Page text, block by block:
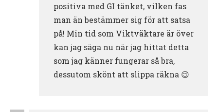
positiva med GI tänket, vilken fas
man än bestämmer sig för att satsa
på! Min tid som Viktväktare är över
kan jag säga nu när jag hittat detta
som jag känner fungerar så bra,
dessutom skönt att slippa räkna 😉